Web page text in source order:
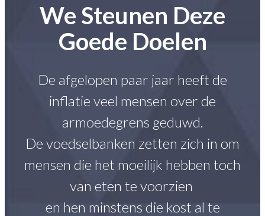
We Steunen Deze
Goede Doelen
De afgelopen paar jaar heeft de
inflatie veel mensen over de
armoedegrens geduwd.
De voedselbanken zetten zich in om
mensen die het moeilijk hebben toch
van eten te voorzien
en hen minstens die kost al te